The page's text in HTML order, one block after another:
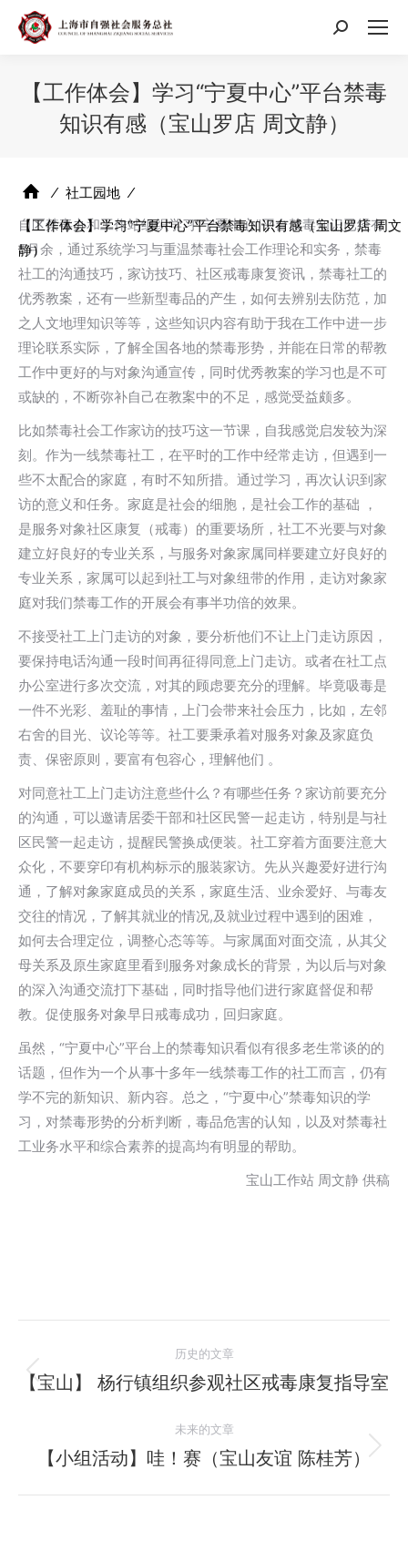
搜
【工作体会】学习“宁夏中心”平台禁毒
知识有感（宝山罗店 周文静）
⁄ 社工园地 ⁄
【工作体会】学习“宁夏中心”平台禁毒知识有感（宝山罗店 周文
静）
自区禁毒办和工作站组织学习“宁夏中心”平台禁毒知识已经有
5月余，通过系统学习与重温禁毒社会工作理论和实务，禁毒
社工的沟通技巧，家访技巧、社区戒毒康复资讯，禁毒社工的
优秀教案，还有一些新型毒品的产生，如何去辨别去防范，加
之人文地理知识等等，这些知识内容有助于我在工作中进一步
理论联系实际，了解全国各地的禁毒形势，并能在日常的帮教
工作中更好的与对象沟通宣传，同时优秀教案的学习也是不可
或缺的，不断弥补自己在教案中的不足，感觉受益颇多。
比如禁毒社会工作家访的技巧这一节课，自我感觉启发较为深
刻。作为一线禁毒社工，在平时的工作中经常走访，但遇到一
些不太配合的家庭，有时不知所措。通过学习，再次认识到家
访的意义和任务。家庭是社会的细胞，是社会工作的基础 ，
是服务对象社区康复（戒毒）的重要场所，社工不光要与对象
建立好良好的专业关系，与服务对象家属同样要建立好良好的
专业关系，家属可以起到社工与对象纽带的作用，走访对象家
庭对我们禁毒工作的开展会有事半功倍的效果。
不接受社工上门走访的对象，要分析他们不让上门走访原因，
要保持电话沟通一段时间再征得同意上门走访。或者在社工点
办公室进行多次交流，对其的顾虑要充分的理解。毕竟吸毒是
一件不光彩、羞耻的事情，上门会带来社会压力，比如，左邻
右舍的目光、议论等等。社工要秉承着对服务对象及家庭负
责、保密原则，要富有包容心，理解他们 。
对同意社工上门走访注意些什么？有哪些任务？家访前要充分
的沟通，可以邀请居委干部和社区民警一起走访，特别是与社
区民警一起走访，提醒民警换成便装。社工穿着方面要注意大
众化，不要穿印有机构标示的服装家访。先从兴趣爱好进行沟
通，了解对象家庭成员的关系，家庭生活、业余爱好、与毒友
交往的情况，了解其就业的情况,及就业过程中遇到的困难，
如何去合理定位，调整心态等等。与家属面对面交流，从其父
母关系及原生家庭里看到服务对象成长的背景，为以后与对象
的深入沟通交流打下基础，同时指导他们进行家庭督促和帮
教。促使服务对象早日戒毒成功，回归家庭。
虽然，“宁夏中心”平台上的禁毒知识看似有很多老生常谈的的
话题，但作为一个从事十多年一线禁毒工作的社工而言，仍有
学不完的新知识、新内容。总之，“宁夏中心”禁毒知识的学
习，对禁毒形势的分析判断，毒品危害的认知，以及对禁毒社
工业务水平和综合素养的提高均有明显的帮助。
宝山工作站 周文静 供稿
章
航
历史的文章
历
的
文
【宝山】 杨行镇组织参观社区戒毒康复指导室
未来的文章
未
【小组活动】哇！赛（宝山友谊 陈桂芳）